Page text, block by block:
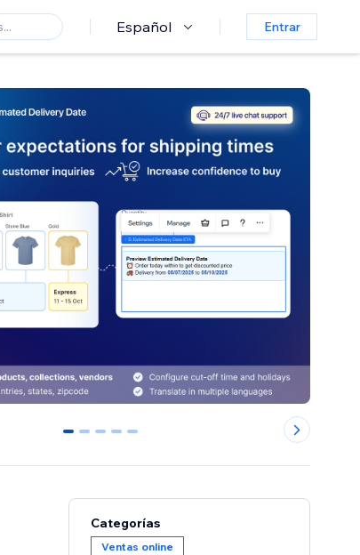
Español Entrar
0 1 2 3 4
Categorías
Ventas online